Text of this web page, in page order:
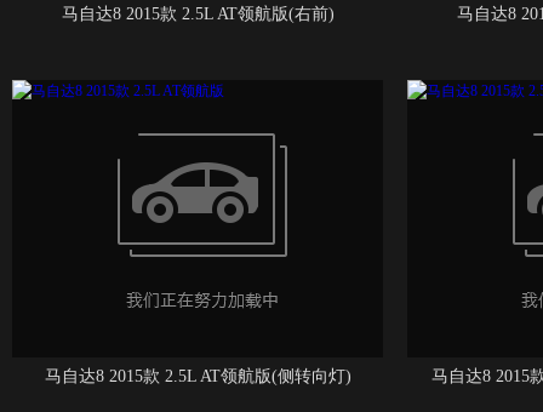
马自达8 2015款 2.5L AT领航版(右前) 马自达8
马自达8 2015款 2.5L AT领航版(侧转向灯) 马自达8 2015